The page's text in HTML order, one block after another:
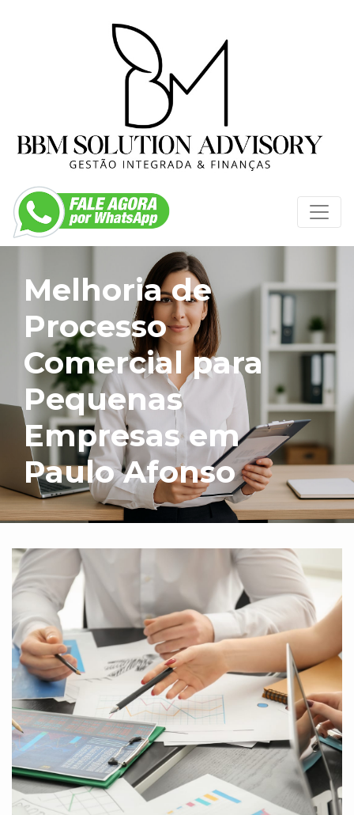
Melhoria de
Processo
Comercial para
Pequenas
Empresas em
Paulo Afonso